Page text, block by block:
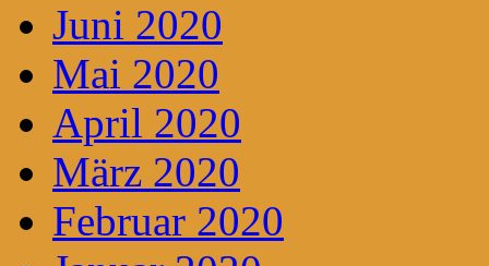
Juni 2020
Mai 2020
April 2020
März 2020
Februar 2020